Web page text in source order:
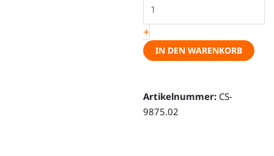
VW
T7
New
Multivan,
3-
+
IN DEN WARENKORB
Artikelnummer: CS-
9875.02